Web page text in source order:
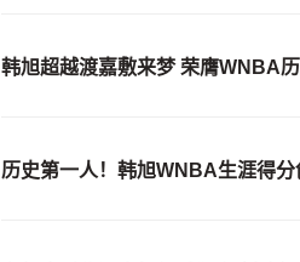
韩旭超越渡嘉敷来梦 荣膺WNBA
历史第一人！韩旭WNBA生涯得分